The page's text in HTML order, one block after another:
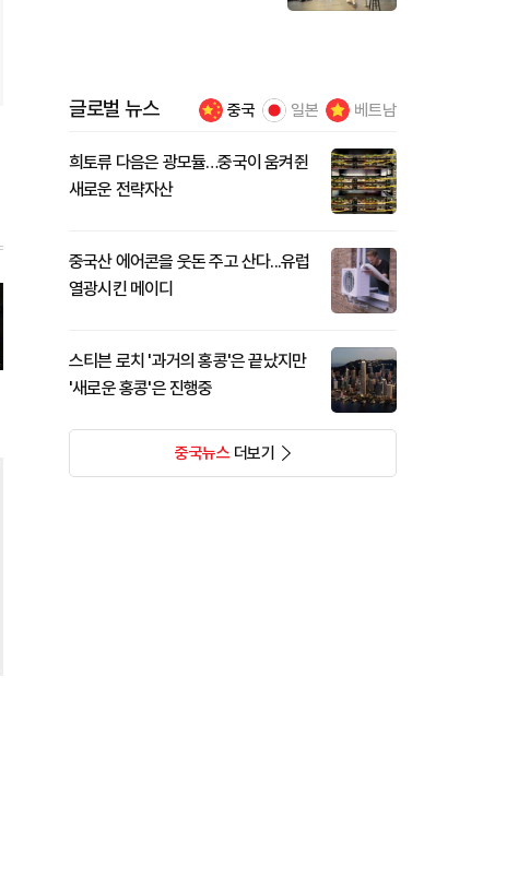
글로벌 뉴스 중국 일본 베트남
희토류 다음은 광모듈…중국이 움켜쥔
새로운 전략자산
중국산 에어콘을 웃돈 주고 산다...유럽
열광시킨 메이디
스티븐 로치 '과거의 홍콩'은 끝났지만
'새로운 홍콩'은 진행중
중국뉴스더보기